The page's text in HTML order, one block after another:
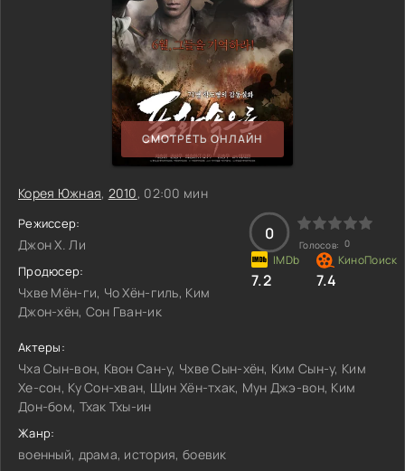
СМОТРЕТЬ ОНЛАЙН
Корея Южная, 2010, 02:00 мин
Режиссер:
Джон Х. Ли
Продюсер:
Чхве Мён-ги, Чо Хён-гиль, Ким
Джон-хён, Сон Гван-ик
0
Голосов: 0
7.2 7.4
Актеры:
Чха Сын-вон, Квон Сан-у, Чхве Сын-хён, Ким Сын-у, Ким
Хе-сон, Ку Сон-хван, Щин Хён-тхак, Мун Джэ-вон, Ким
Дон-бом, Тхак Тхы-ин
Жанр:
военный, драма, история, боевик